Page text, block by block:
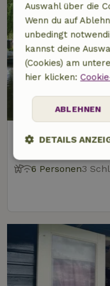
Naturhäuschen
6 Personen3
Auswahl über die
Wenn du auf
unbedingt
kannst deine
(Cookies) am
hier klicken:
ABLEHNEN
DETAILS
Unbedingt
erforderlich